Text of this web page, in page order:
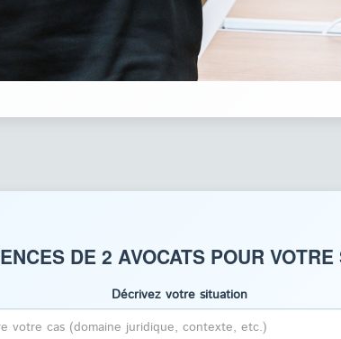
DE 2 AVOCATS POUR
Décrivez votre situation